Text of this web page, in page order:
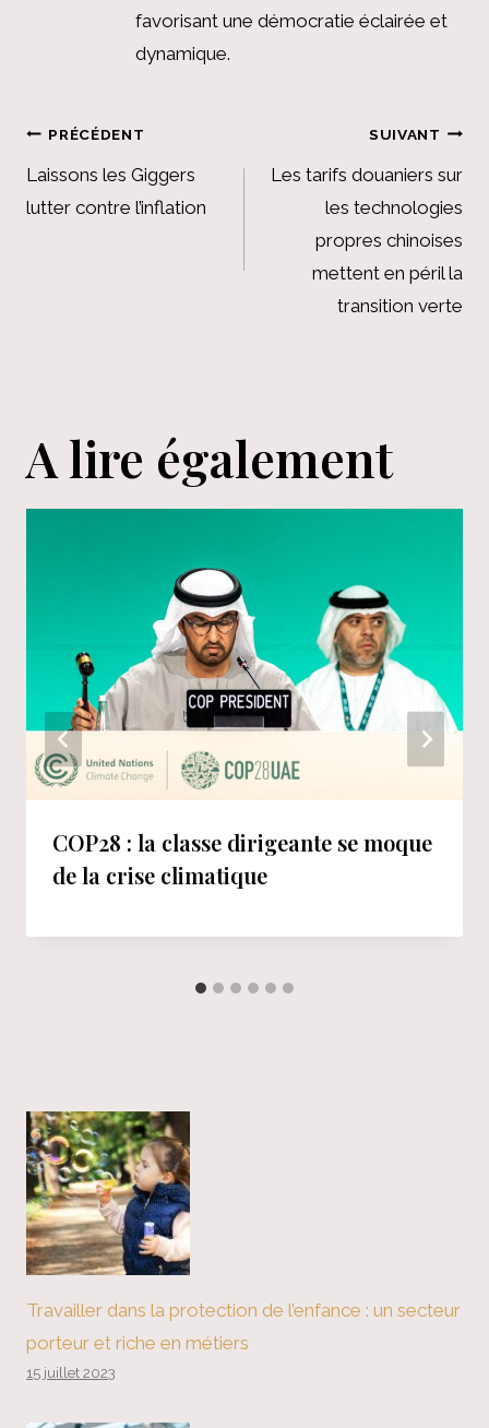
favorisant une démocratie éclairée et
dynamique.
Navigation
de
PRÉCÉDENT
Laissons les Giggers
lutter contre l’inflation
SUIVANT
Les tarifs douaniers sur
les technologies
propres chinoises
mettent en péril la
transition verte
A lire également
COP28 : la classe dirigeante se moque
de la crise climatique
Travailler dans la protection de l’enfance : un secteur
porteur et riche en métiers
15 juillet 2023